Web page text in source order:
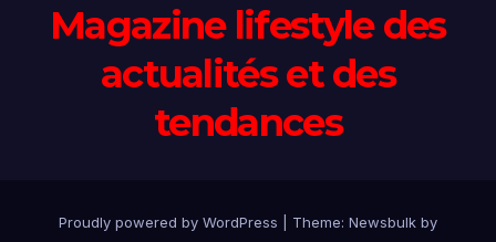
Magazine lifestyle des
actualités et des
tendances
Proudly powered by WordPress Theme: Newsbulk by